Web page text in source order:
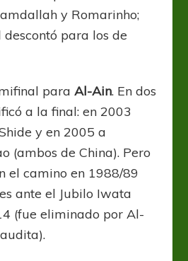
y Romarinho;
para los de
paraAl-Ain. En dos
a la final: en 2003
y en 2005 a
(ambos de China). Pero
el camino en 1988/89
ante el Jubilo Iwata
(fue eliminado por Al-